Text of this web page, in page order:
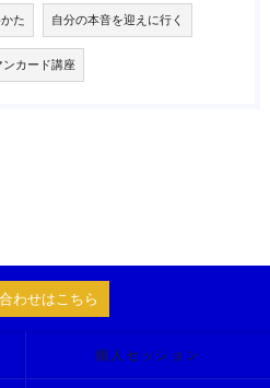
た 自分の本音を迎えに行く
ンカード講座
わせはこちら
個人セッション